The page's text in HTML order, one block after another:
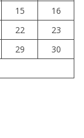
15
16
22
23
29
30